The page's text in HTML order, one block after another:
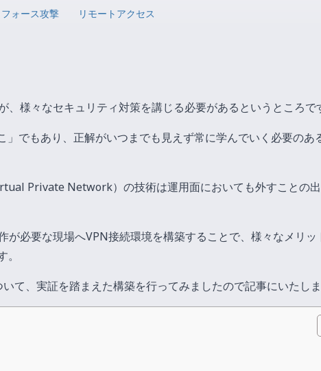
ォース攻撃
リモートアクセス
、様々なセキュリティ対策を講じる必要があるというところで
でもあり、正解がいつまでも見えず常に学んでいく必要のあ
Private Network）の技術は運用面においても外すことの
が必要な現場へVPN接続環境を構築することで、様々なメリッ
て、実証を踏まえた構築を行ってみましたので記事にいたし